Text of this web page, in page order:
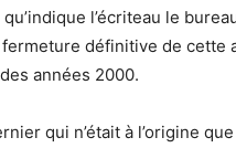
l’écriteau le
définitive de cette
années 2000.
qui n’était à l’origine